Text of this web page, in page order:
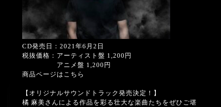
CD発売日：2021年6月2日
税抜価格：アーティスト盤 1,200円
アニメ盤 1,200円
商品ページはこちら
【オリジナルサウンドトラック発売決定！】
橘 麻美さんによる作品を彩る壮大な楽曲たちをぜひご堪